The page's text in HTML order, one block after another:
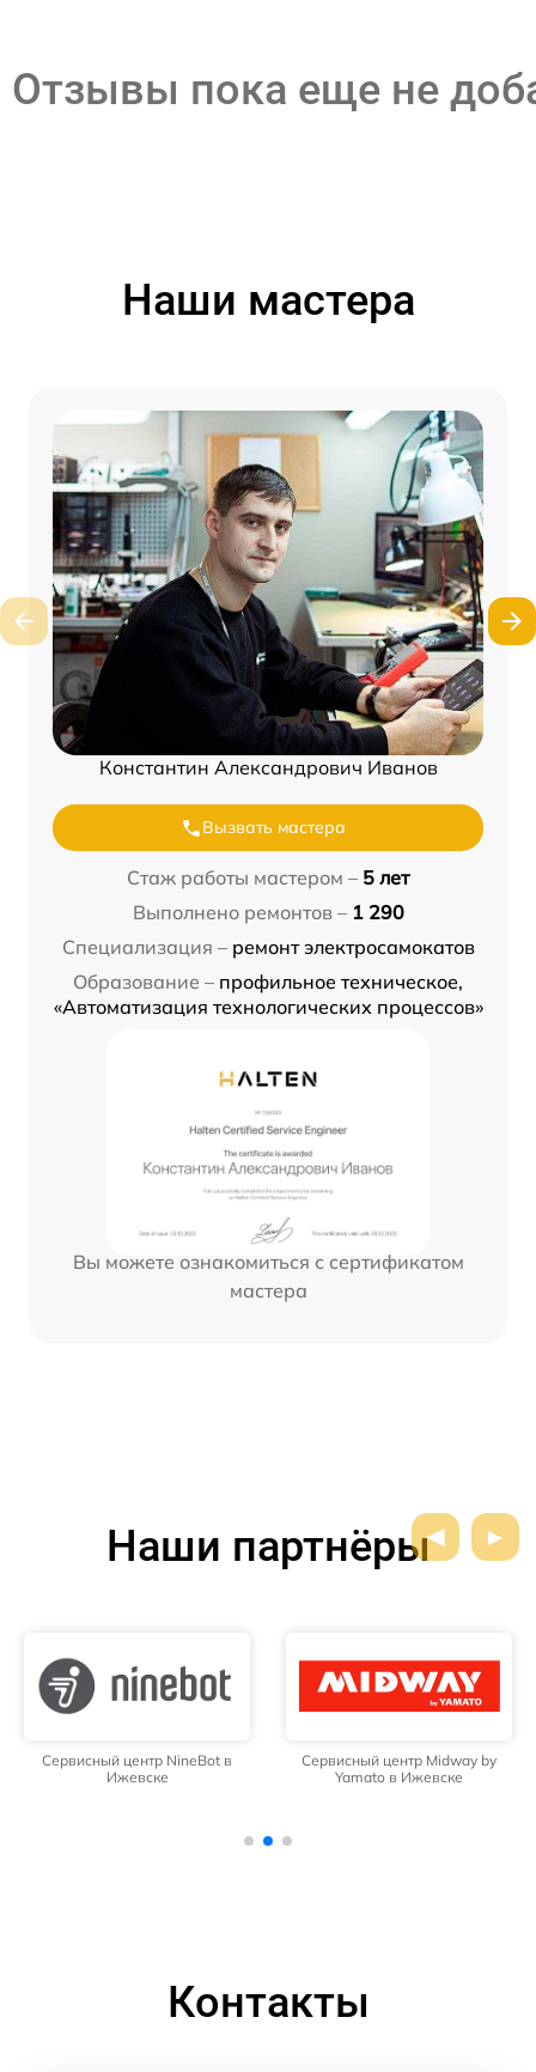
Отзывы пока еще не
Наши мастера
Константин Александрович Иванов
Вызвать мастера
Стаж работы мастером – 5 лет
Выполнено ремонтов – 1 290
Специализация – ремонт электросамокатов
Образование – профильное техническое,
«Автоматизация технологических процессов»
Вы можете ознакомиться с сертификатом
мастера
Наши партнёры
Сервисный центр NineBot в
Ижевске
Сервисный центр Midway by
Yamato в Ижевске
Контакты